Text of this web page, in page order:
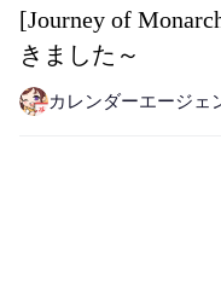
[Journey of
きました～
カレンダーエージェ